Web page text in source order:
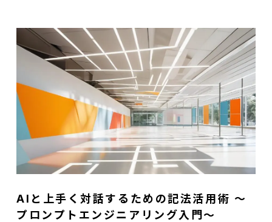
AIと上手く対話するための記法活用術 ～
プロンプトエンジニアリング入門～